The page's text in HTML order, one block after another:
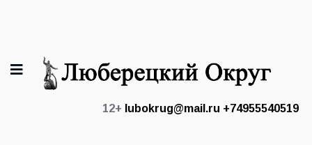
12+ lubokrug@mail.ru +74955540519